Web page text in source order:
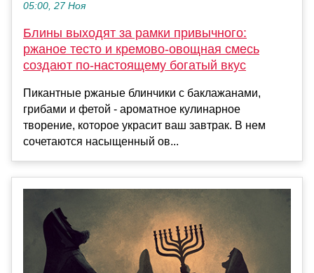
05:00, 27 Ноя
Блины выходят за рамки привычного:
ржаное тесто и кремово-овощная смесь
создают по-настоящему богатый вкус
Пикантные ржаные блинчики с баклажанами,
грибами и фетой - ароматное кулинарное
творение, которое украсит ваш завтрак. В нем
сочетаются насыщенный ов...